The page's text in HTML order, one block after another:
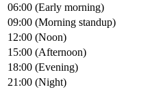
06:00 (Early morning)
09:00 (Morning standup)
12:00 (Noon)
15:00 (Afternoon)
18:00 (Evening)
21:00 (Night)